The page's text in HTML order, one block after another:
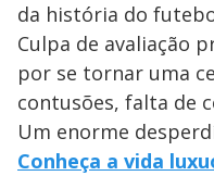
da história do
Culpa de avaliação
por se tornar uma
contusões, falta de
Um enorme
Conheça a vida